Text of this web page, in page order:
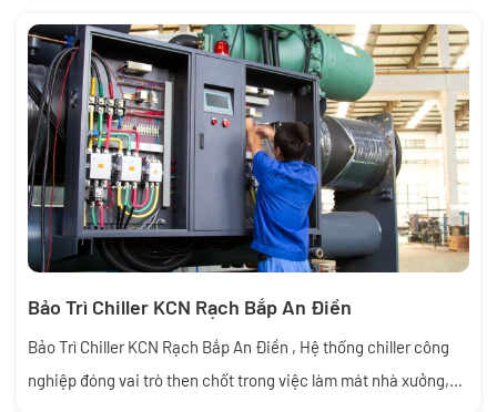
Bảo Trì Chiller KCN Rạch Bắp An Điền
Bảo Trì Chiller KCN Rạch Bắp An Điền , Hệ thống chiller công
nghiệp đóng vai trò then chốt trong việc làm mát nhà xưởng,